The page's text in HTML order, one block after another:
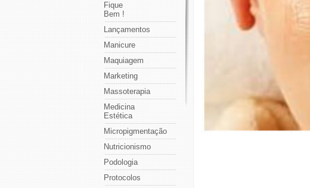
Fique
Bem !
Lançamentos
Manicure
Maquiagem
Marketing
Massoterapia
Medicina
Estética
Micropigmentação
Nutricionismo
Podologia
Protocolos